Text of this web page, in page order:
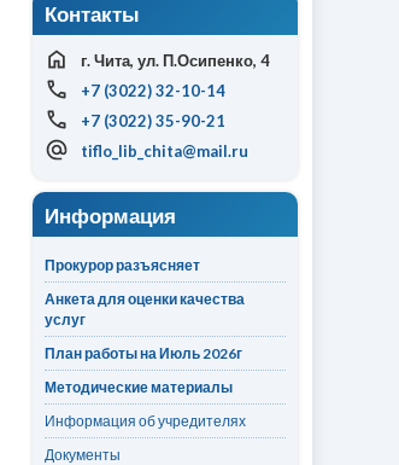
Контакты
г. Чита, ул. П.Осипенко, 4
+7 (3022) 32-10-14
+7 (3022) 35-90-21
tiflo_lib_chita@mail.ru
Информация
Прокурор разъясняет
Анкета для оценки качества
услуг
План работы на Июль 2026г
Методические материалы
Информация об учредителях
Документы